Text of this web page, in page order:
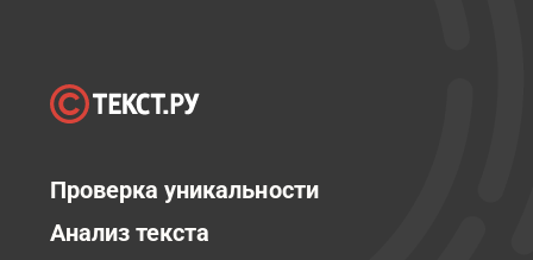
Проверка уникальности
Анализ текста